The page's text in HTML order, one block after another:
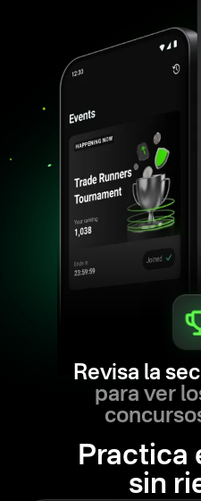
Revisa la
para ver
Practica
sin